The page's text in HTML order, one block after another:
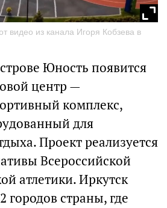
видео из канала Игоря Кобзева в
Юность появится
центр —
комплекс,
для
Проект реализуется
Всероссийской
атлетики. Иркутск
городов страны, где